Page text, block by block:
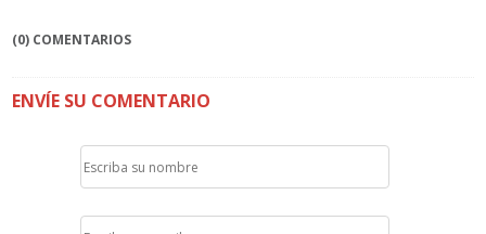
(0) COMENTARIOS
ENVÍE SU COMENTARIO